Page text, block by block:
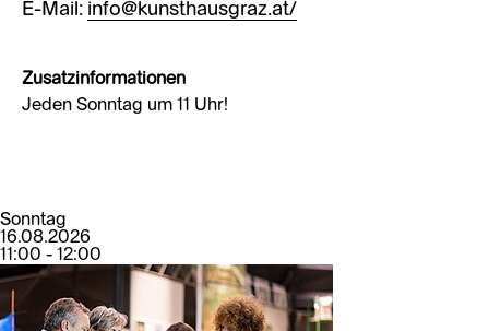
E-Mail: info@kunsthausgraz.at/
Zusatzinformationen
Jeden Sonntag um 11 Uhr!
Sonntag
16.08.2026
11:00 - 12:00